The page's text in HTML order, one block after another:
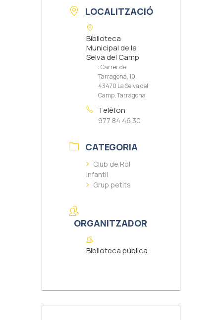
LOCALITZACIÓ
Biblioteca
Municipal de la
Selva del Camp
: Carrer de
Tarragona, 10,
43470 La Selva del
Camp, Tarragona
Telèfon
977 84 46 30
CATEGORIA
Club de Rol
Infantil
Grup petits
ORGANITZADOR
Biblioteca pública